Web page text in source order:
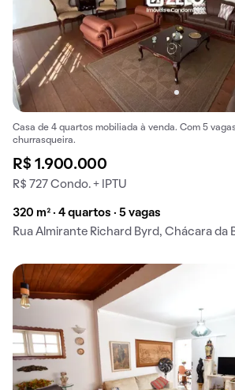
Casa de 4 quartos mobiliada à venda. Com 5
churrasqueira.
R$ 1.900.000
R$ 727 Condo. + IPTU
320 m² · 4 quartos · 5 vagas
Rua Almirante Richard Byrd, Chácara da